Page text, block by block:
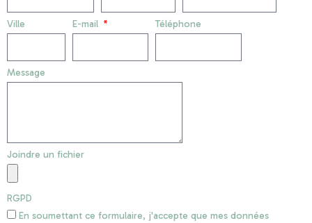
Ville E-mail Téléphone
Message
Joindre un fichier
RGPD
En soumettant ce formulaire, j'accepte que mes données